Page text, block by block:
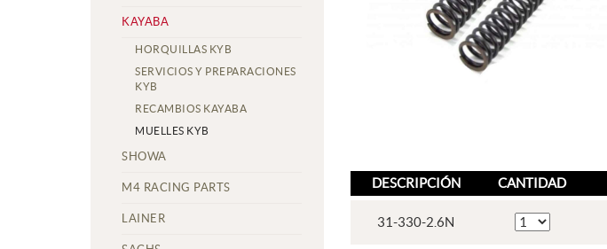
KAYABA
HORQUILLAS KYB
SERVICIOS Y PREPARACIONES
KYB
RECAMBIOS KAYABA
MUELLES KYB
SHOWA
M4 RACING PARTS
LAINER
DESCRIPCIÓN CANTIDAD
31-330-2.6N